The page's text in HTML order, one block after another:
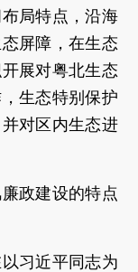
局特点，沿海
屏障，在生态
展对粤北生态
生态特别保护
对区内生态进
政建设的特点
习近平同志为